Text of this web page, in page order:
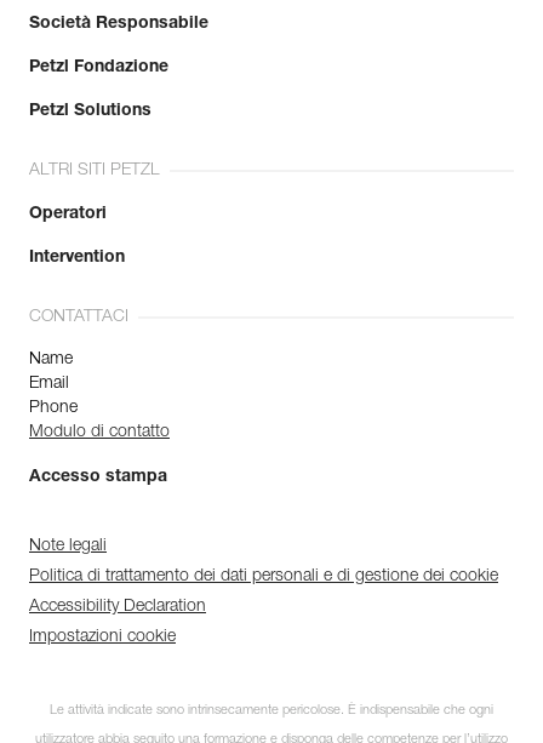
Società Responsabile
Petzl Fondazione
Petzl Solutions
ALTRI SITI PETZL
Operatori
Intervention
CONTATTACI
Name
Email
Phone
Modulo di contatto
Accesso stampa
Note legali
Politica di trattamento dei dati personali e di gestione dei cookie
Accessibility Declaration
Impostazioni cookie
Le attività indicate sono intrinsecamente pericolose. È indispensabile che ogni
utilizzatore abbia seguito una formazione e disponga delle competenze per l’utilizzo